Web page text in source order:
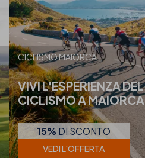
CICLISMO MAIORCA
VIVI L'ESPERIENZA DEL
CICLISMO A MAIORCA
15% DI SCONTO
VEDI L'OFFERTA